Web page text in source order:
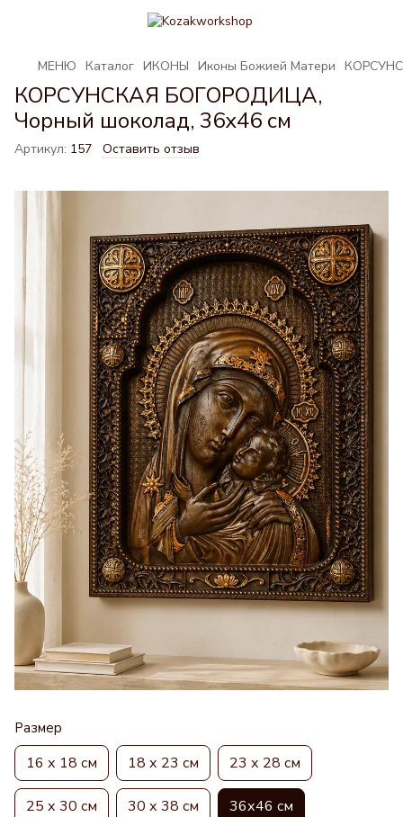
МЕНЮ Каталог ИКОНЫ Иконы Божией Матери
КОРСУНСКАЯ БОГОРОДИЦА,
Чорный шоколад, 36х46 см
Артикул: 157 Оставить отзыв
Размер
16 х 18 см 18 х 23 см 23 х 28 см
25 х 30 см 30 х 38 см 36х46 см